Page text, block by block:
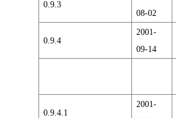
0.9.3
08-02
0.9.4
2001-
09-14
0.9.4.1
2001-